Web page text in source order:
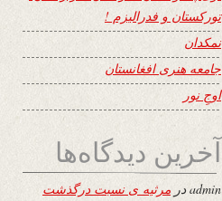
تورکستان و فدرالیزم !
نمکدان
جامعه هنری افغانستان
اوجِ نور
آخرین دیدگاه‌ها
adminدر مرثیه ی نسبت درگذشت